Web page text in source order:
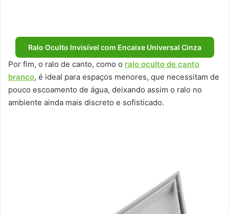
Ralo Oculto Invisível com Encaixe Universal Cinza
Por fim, o ralo de canto, como o ralo oculto de canto
branco, é ideal para espaços menores, que necessitam de
pouco escoamento de água, deixando assim o ralo no
ambiente ainda mais discreto e sofisticado.